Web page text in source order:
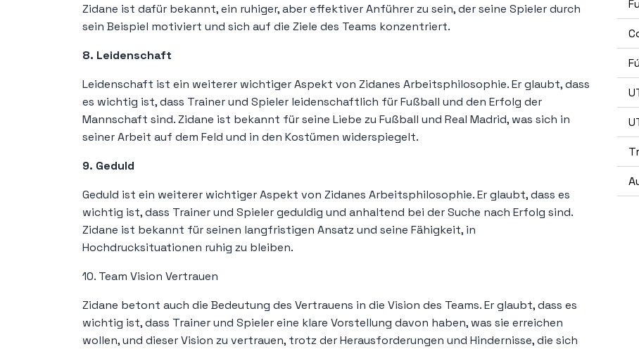
Zidane ist dafür bekannt, ein ruhiger, aber effektiver Anführer zu sein, der seine Spieler durch
sein Beispiel motiviert und sich auf die Ziele des Teams konzentriert.
8. Leidenschaft
Leidenschaft ist ein weiterer wichtiger Aspekt von Zidanes Arbeitsphilosophie. Er glaubt, dass
es wichtig ist, dass Trainer und Spieler leidenschaftlich für Fußball und den Erfolg der
Mannschaft sind. Zidane ist bekannt für seine Liebe zu Fußball und Real Madrid, was sich in
seiner Arbeit auf dem Feld und in den Kostümen widerspiegelt.
9. Geduld
Geduld ist ein weiterer wichtiger Aspekt von Zidanes Arbeitsphilosophie. Er glaubt, dass es
wichtig ist, dass Trainer und Spieler geduldig und anhaltend bei der Suche nach Erfolg sind.
Zidane ist bekannt für seinen langfristigen Ansatz und seine Fähigkeit, in
Hochdrucksituationen ruhig zu bleiben.
10. Team Vision Vertrauen
Zidane betont auch die Bedeutung des Vertrauens in die Vision des Teams. Er glaubt, dass es
wichtig ist, dass Trainer und Spieler eine klare Vorstellung davon haben, was sie erreichen
wollen, und dieser Vision zu vertrauen, trotz der Herausforderungen und Hindernisse, die sich